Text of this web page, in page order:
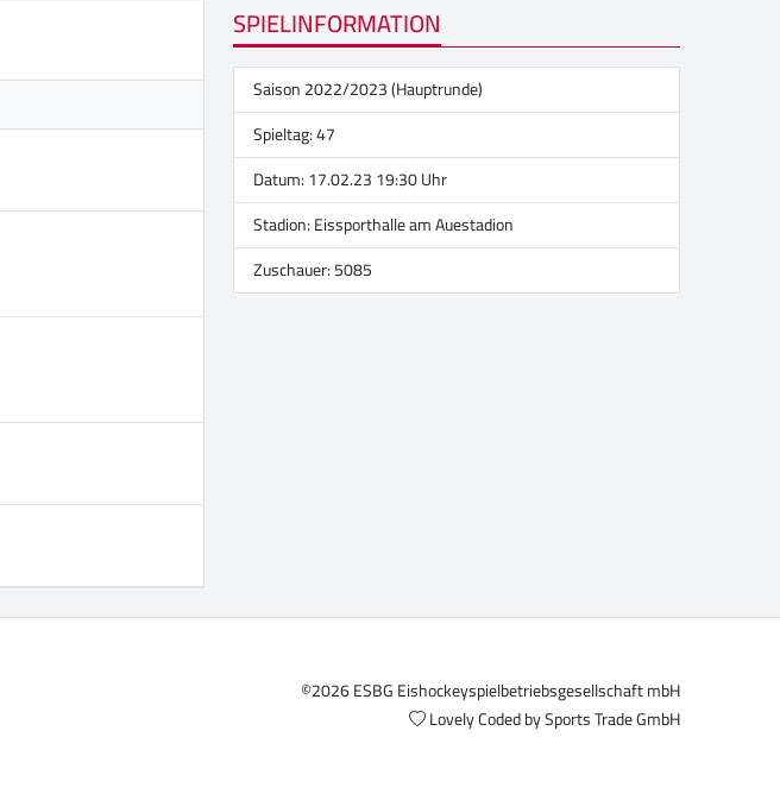
SPIELINFORMATION
Saison 2022/2023 (Hauptrunde)
Spieltag: 47
Datum: 17.02.23 19:30 Uhr
Stadion:Eissporthalle am Auestadion
Zuschauer: 5085
©2026 ESBG Eishockeyspielbetriebsgesellschaft mbH
Lovely Coded bySports Trade GmbH